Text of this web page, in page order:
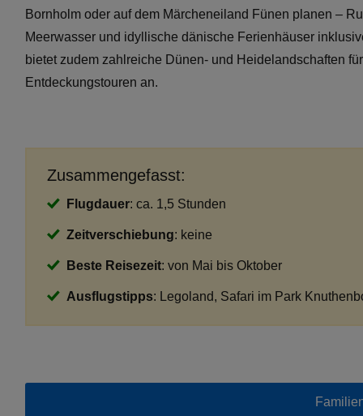
Bornholm oder auf dem Märcheneiland Fünen planen –
Meerwasser und idyllische dänische Ferienhäuser
bietet zudem zahlreiche Dünen- und Heidelandschaften für
Entdeckungstouren an.
Zusammengefasst:
Flugdauer: ca. 1,5 Stunden
Zeitverschiebung: keine
Beste Reisezeit: von Mai bis Oktober
Ausflugstipps: Legoland, Safari im Park